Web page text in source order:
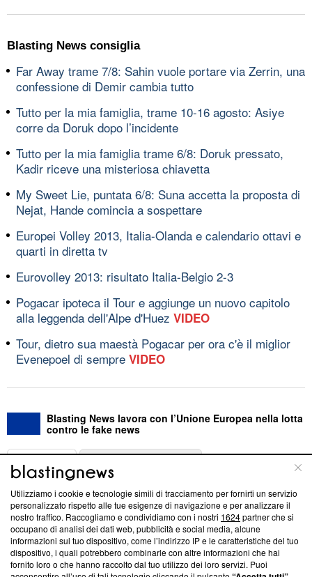
Blasting News consiglia
Far Away trame 7/8: Sahin vuole portare via Zerrin, una
confessione di Demir cambia tutto
Tutto per la mia famiglia, trame 10-16 agosto: Asiye
corre da Doruk dopo l’incidente
Tutto per la mia famiglia trame 6/8: Doruk pressato,
Kadir riceve una misteriosa chiavetta
My Sweet Lie, puntata 6/8: Suna accetta la proposta di
Nejat, Hande comincia a sospettare
Europei Volley 2013, Italia-Olanda e calendario ottavi e
quarti in diretta tv
Eurovolley 2013: risultato Italia-Belgio 2-3
Pogacar ipoteca il Tour e aggiunge un nuovo capitolo
alla leggenda dell'Alpe d'Huez VIDEO
Tour, dietro sua maestà Pogacar per ora c'è il miglior
Evenepoel di sempre VIDEO
Blasting News lavora con l’Unione Europea nella lotta
contro le fake news
ABOUT
Questa sezione offre informazioni trasparenti su Blasting
News, sui nostri processi editoriali e su come ci impegniamo a
creare news di qualità. Inoltre, afferma la nostra aderenza a
‘Trust Project - News with Integrity’Blasting News non è
ancora membro del programma, ma ha richiesto di farne
Utilizziamo i cookie e tecnologie simili di tracciamento per fornirti un servizio
personalizzato rispetto alle tue esigenze di navigazione e per analizzare il
nostro traffico. Raccogliamo e condividiamo con i nostri 1624partner che si
occupano di analisi dei dati web, pubblicità e social media, alcune
informazioni sul tuo dispositivo, come l’indirizzo IP e le caratteristiche del tuo
dispositivo, i quali potrebbero combinarle con altre informazioni che hai
fornito loro o che hanno raccolto dal tuo utilizzo dei loro servizi. Puoi